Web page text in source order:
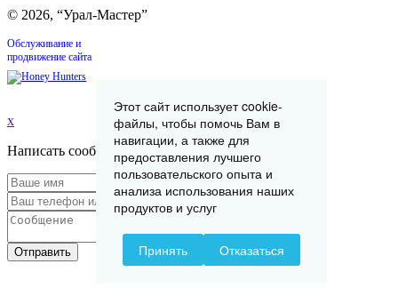
© 2026, “Урал-Мастер”
Обслуживание и
продвижение сайта
x
Написать сообщение
Отправить
Этот сайт использует cookie-
файлы, чтобы помочь Вам в
навигации, а также для
предоставления лучшего
пользовательского опыта и
анализа использования наших
продуктов и услуг
Принять Отказаться